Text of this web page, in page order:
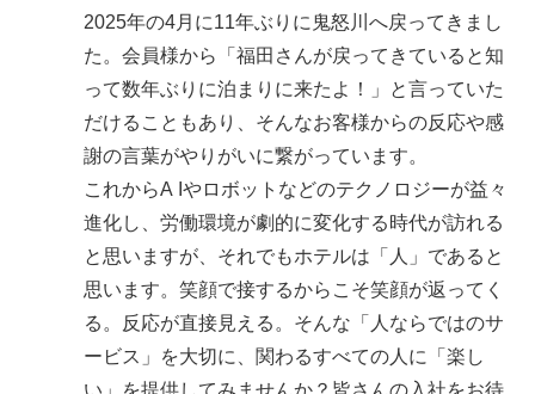
2025年の4月に11年ぶりに鬼怒川へ戻ってきまし
た。会員様から「福田さんが戻ってきていると知
って数年ぶりに泊まりに来たよ！」と言っていた
だけることもあり、そんなお客様からの反応や感
謝の言葉がやりがいに繋がっています。
これからA Iやロボットなどのテクノロジーが益々
進化し、労働環境が劇的に変化する時代が訪れる
と思いますが、それでもホテルは「人」であると
思います。笑顔で接するからこそ笑顔が返ってく
る。反応が直接見える。そんな「人ならではのサ
ービス」を大切に、関わるすべての人に「楽し
い」を提供してみませんか？皆さんの入社をお待